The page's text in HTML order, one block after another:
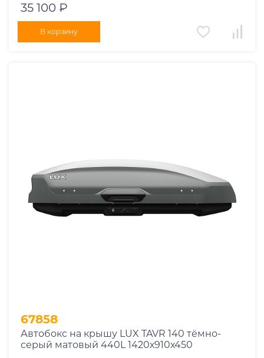
35 100 ₽
В корзину
67858
Автобокс на крышу LUX TAVR 140 тёмно-
серый матовый 440L 1420х910х450